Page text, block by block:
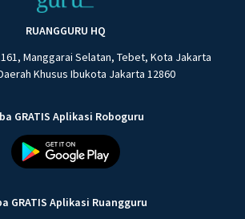
RUANGGURU HQ
Manggarai Selatan, Tebet, Kota Jakarta
Khusus Ibukota Jakarta 12860
GRATIS Aplikasi Roboguru
GRATIS Aplikasi Ruangguru